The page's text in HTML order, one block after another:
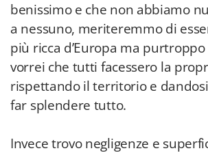
benissimo e che non abbiamo
a nessuno, meriteremmo di
più ricca d’Europa ma purtroppo
vorrei che tutti facessero la
rispettando il territorio e
far splendere tutto.
Invece trovo negligenze e